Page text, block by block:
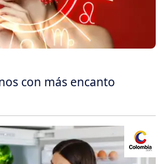
con más encanto